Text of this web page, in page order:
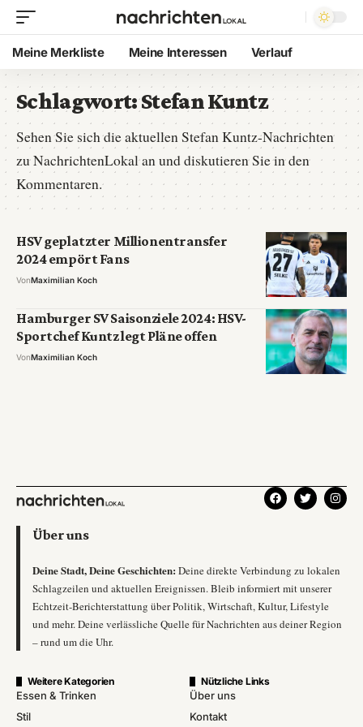
Meine Merkliste Meine Interessen Verlauf
Schlagwort:Stefan Kuntz
Sehen Sie sich die aktuellen Stefan Kuntz-Nachrichten
zu NachrichtenLokal an und diskutieren Sie in den
Kommentaren.
HSV geplatzter Millionentransfer
2024 empört Fans
VonMaximilian Koch
Hamburger SV Saisonziele 2024: HSV-
Sportchef Kuntz legt Pläne offen
VonMaximilian Koch
Über uns
Deine Stadt, Deine Geschichten: Deine direkte Verbindung zu lokalen
Schlagzeilen und aktuellen Ereignissen. Bleib informiert mit unserer
Echtzeit-Berichterstattung über Politik, Wirtschaft, Kultur, Lifestyle
und mehr. Deine verlässliche Quelle für Nachrichten aus deiner Region
– rund um die Uhr.
Weitere Kategorien
Essen & Trinken
Stil
Nützliche Links
Über uns
Kontakt